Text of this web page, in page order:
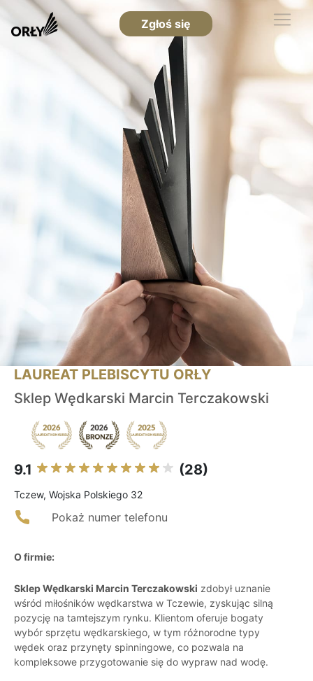
Zgłoś się
LAUREAT PLEBISCYTU ORŁY
Sklep Wędkarski Marcin Terczakowski
9.1 (28)
Tczew, Wojska Polskiego 32
Pokaż numer telefonu
O firmie:
Sklep Wędkarski Marcin Terczakowski zdobył uznanie
wśród miłośników wędkarstwa w Tczewie, zyskując silną
pozycję na tamtejszym rynku. Klientom oferuje bogaty
wybór sprzętu wędkarskiego, w tym różnorodne typy
wędek oraz przynęty spinningowe, co pozwala na
kompleksowe przygotowanie się do wypraw nad wodę.